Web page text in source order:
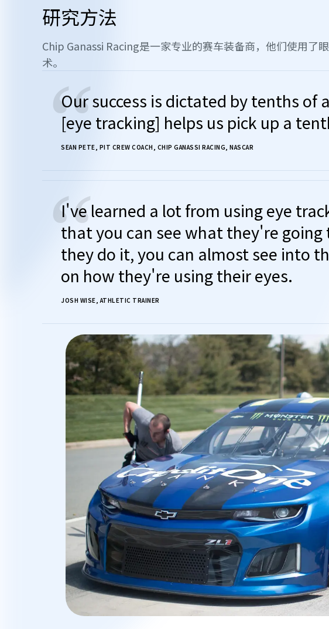
研究方法
Chip Ganassi Racing是一家专业的赛车装备商，他们使用了
术。
“
Our success is dictated by tenths
[eye tracking] helps us pick up a
SEAN PETE, PIT CREW COACH, CHIP GANASSI RACING, NASCAR
“
I've learned a lot from using eye
that you can see what they're going
they do it, you can almost see into
on how they're using their eyes.
JOSH WISE, ATHLETIC TRAINER